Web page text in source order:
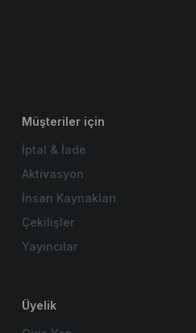
Müşteriler için
İptal & İade
Aktivasyon
İnsan Kaynakları
Çekilişler
Yayıncılar
Üyelik